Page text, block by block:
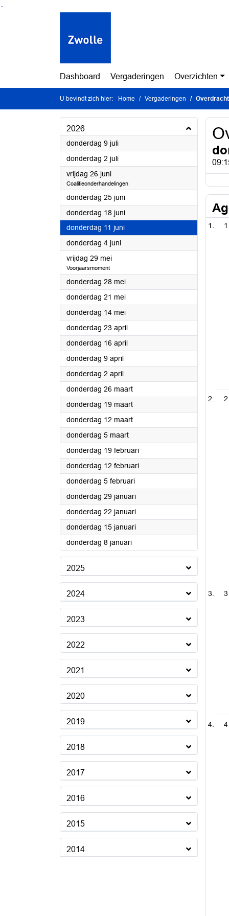
Ga naar de inhoud van deze pagina
Ga naar het zoeken
Ga naar het menu
Dashboard Vergaderingen Overzichten
U bevindt zich hier: Home Vergaderingen
2026
donderdag 9 juli2026
donderdag 2 juli2026
vrijdag 26 juni2026
Coalitieonderhandelingen
donderdag 25 juni2026
donderdag 18 juni2026
donderdag 11 juni2026
donderdag 4 juni2026
vrijdag 29 mei2026
Voorjaarsmoment
donderdag 28 mei2026
donderdag 21 mei2026
donderdag 14 mei2026
donderdag 23 april2026
donderdag 16 april2026
donderdag 9 april2026
donderdag 2 april2026
donderdag 26 maart2026
donderdag 19 maart2026
donderdag 12 maart2026
donderdag 5 maart2026
donderdag 19 februari2026
donderdag 12 februari2026
donderdag 5 februari2026
donderdag 29 januari2026
donderdag 22 januari2026
donderdag 15 januari2026
donderdag 8 januari2026
2025
2024
2023
2022
2021
2020
2019
2018
2017
2016
2015
2014
1
2
3
4